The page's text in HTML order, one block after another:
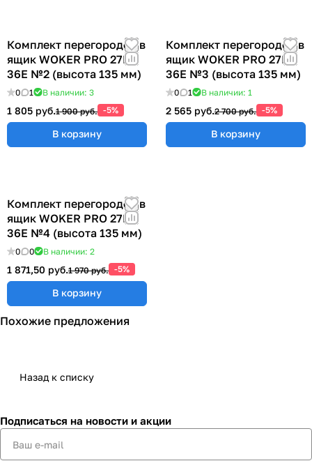
Комплект перегородок в
ящик WOKER PRO 27E х
36E №2 (высота 135 мм)
0 1 В наличии: 3
1 805 руб.1 900 руб. -5%
В корзину
Комплект перегородок в
ящик WOKER PRO 27E х
36E №3 (высота 135 мм)
0 1 В наличии: 1
2 565 руб.2 700 руб. -5%
В корзину
Комплект перегородок в
ящик WOKER PRO 27E х
36E №4 (высота 135 мм)
0 0 В наличии: 2
1 871,50 руб.1 970 руб. -5%
В корзину
Похожие предложения
Назад к списку
Подписаться на новости и акции